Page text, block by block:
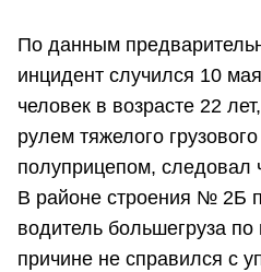
По данным
инцидент случился 10
человек в возрасте 22
рулем тяжелого
полуприцепом, следовал
В районе строения № 2Б
водитель большегруза
причине не справился с